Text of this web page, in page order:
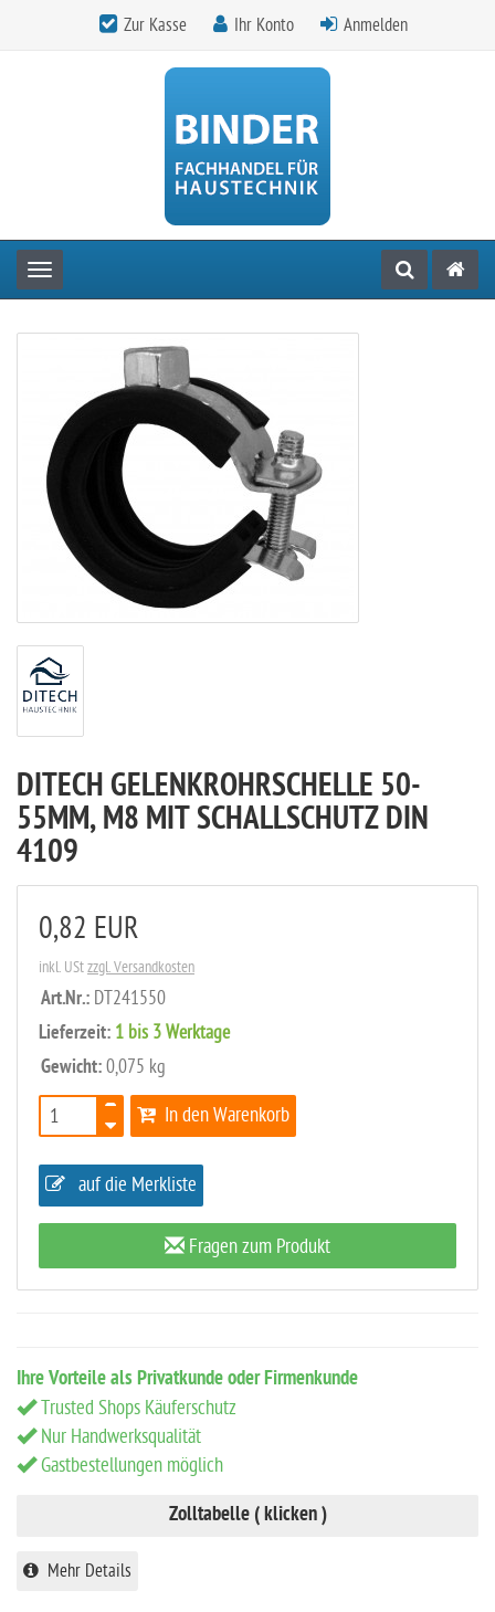
Zur Kasse Ihr Konto Anmelden
Toggle navigation
DITECH GELENKROHRSCHELLE 50-
55MM, M8 MIT SCHALLSCHUTZ DIN
4109
0,82 EUR
inkl. UStzzgl. Versandkosten
Art.Nr.: DT241550
Lieferzeit: 1 bis 3 Werktage
Gewicht: 0,075 kg
In den Warenkorb
auf die Merkliste
Fragen zum Produkt
Ihre Vorteile als Privatkunde oder Firmenkunde
Trusted Shops Käuferschutz
Nur Handwerksqualität
Gastbestellungen möglich
Zolltabelle ( klicken )
Mehr Details